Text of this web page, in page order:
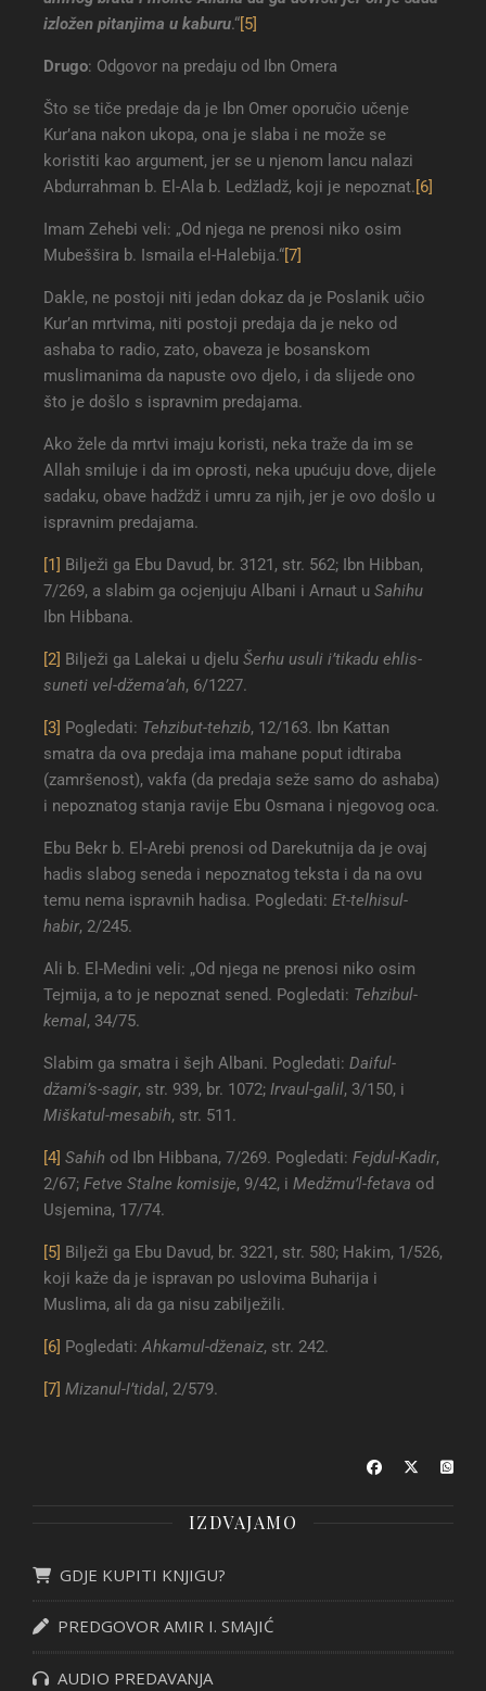
izložen pitanjima u kaburu.“[5]
Drugo: Odgovor na predaju od Ibn Omera
Što se tiče predaje da je Ibn Omer oporučio učenje
Kur’ana nakon ukopa, ona je slaba i ne može se
koristiti kao argument, jer se u njenom lancu nalazi
Abdurrahman b. El-Ala b. Ledžladž, koji je nepoznat.[6]
Imam Zehebi veli: „Od njega ne prenosi niko osim
Mubeššira b. Ismaila el-Halebija.“[7]
Dakle, ne postoji niti jedan dokaz da je Poslanik učio
Kur’an mrtvima, niti postoji predaja da je neko od
ashaba to radio, zato, obaveza je bosanskom
muslimanima da napuste ovo djelo, i da slijede ono
što je došlo s ispravnim predajama.
Ako žele da mrtvi imaju koristi, neka traže da im se
Allah smiluje i da im oprosti, neka upućuju dove, dijele
sadaku, obave hadždž i umru za njih, jer je ovo došlo u
ispravnim predajama.
[1] Bilježi ga Ebu Davud, br. 3121, str. 562; Ibn Hibban,
7/269, a slabim ga ocjenjuju Albani i Arnaut u Sahihu
Ibn Hibbana.
[2] Bilježi ga Lalekai u djelu Šerhu usuli i’tikadu ehlis-
suneti vel-džema’ah, 6/1227.
[3] Pogledati: Tehzibut-tehzib, 12/163. Ibn Kattan
smatra da ova predaja ima mahane poput idtiraba
(zamršenost), vakfa (da predaja seže samo do ashaba)
i nepoznatog stanja ravije Ebu Osmana i njegovog oca.
Ebu Bekr b. El-Arebi prenosi od Darekutnija da je ovaj
hadis slabog seneda i nepoznatog teksta i da na ovu
temu nema ispravnih hadisa. Pogledati: Et-telhisul-
habir, 2/245.
Ali b. El-Medini veli: „Od njega ne prenosi niko osim
Tejmija, a to je nepoznat sened. Pogledati: Tehzibul-
kemal, 34/75.
Slabim ga smatra i šejh Albani. Pogledati: Daiful-
džami’s-sagir, str. 939, br. 1072; Irvaul-galil, 3/150, i
Miškatul-mesabih, str. 511.
[4] Sahih od Ibn Hibbana, 7/269. Pogledati: Fejdul-Kadir,
2/67; Fetve Stalne komisije, 9/42, i Medžmu’l-fetava od
Usjemina, 17/74.
[5] Bilježi ga Ebu Davud, br. 3221, str. 580; Hakim, 1/526,
koji kaže da je ispravan po uslovima Buharija i
Muslima, ali da ga nisu zabilježili.
[6] Pogledati:Ahkamul-dženaiz, str. 242.
[7] Mizanul-I’tidal, 2/579.
IZDVAJAMO
GDJE KUPITI KNJIGU?
PREDGOVOR AMIR I. SMAJIĆ
AUDIO PREDAVANJA